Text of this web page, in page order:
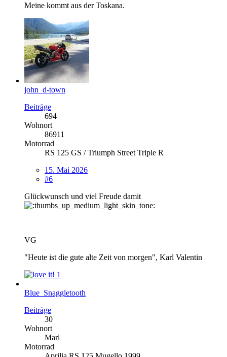
Meine kommt aus der Toskana.
john_d-town
Beiträge
694
Wohnort
86911
Motorrad
RS 125 GS / Triumph Street Triple R
15. Mai 2026
#6
Glückwunsch und viel Freude damit
VG
"Heute ist die gute alte Zeit von morgen", Karl Valentin
1
Blue_Snaggletooth
Beiträge
30
Wohnort
Marl
Motorrad